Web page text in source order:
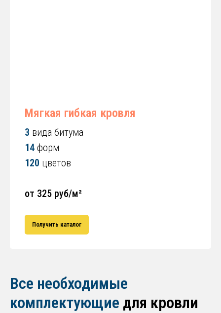
Мягкая гибкая кровля
3 вида битума
14 форм
120 цветов
от 325 руб/м²
Получить каталог
Все необходимые
комплектующие для кровли